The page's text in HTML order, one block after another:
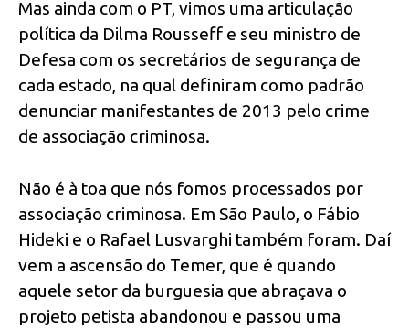
Mas ainda com o PT, vimos uma articulação
política da Dilma Rousseff e seu ministro de
Defesa com os secretários de segurança de
cada estado, na qual definiram como padrão
denunciar manifestantes de 2013 pelo crime
de associação criminosa.
Não é à toa que nós fomos processados por
associação criminosa. Em São Paulo, o Fábio
Hideki e o Rafael Lusvarghi também foram. Daí
vem a ascensão do Temer, que é quando
aquele setor da burguesia que abraçava o
projeto petista abandonou e passou uma